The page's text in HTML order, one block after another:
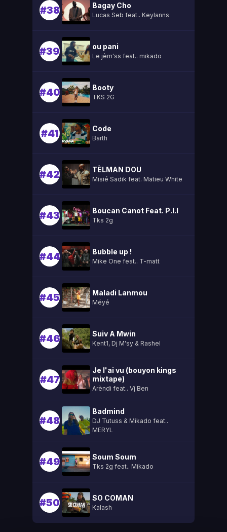
#38 Bagay Cho
Lucas Seb feat.. Keylanns
#39 ou pani
Le jèm'ss feat.. mikado
#40 Booty
TKS 2G
#41 Code
Barth
#42 TÈLMAN DOU
Misié Sadik feat. Matieu White
#43 Boucan Canot Feat. P.l.l
Tks 2g
#44 Bubble up !
Mike One feat.. T-matt
#45 Maladi Lanmou
Méyé
#46 Suiv A Mwin
Kent1, Dj M'sy & Rashel
#47
Je l'ai vu (bouyon kings
mixtape)
Arèndi feat.. Vj Ben
#48
Badmind
DJ Tutuss & Mikado feat..
MERYL
#49 Soum Soum
Tks 2g feat.. Mikado
#50 SO COMAN
Kalash